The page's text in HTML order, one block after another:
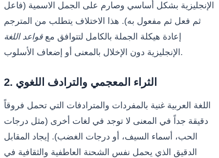
الإنجليزية بشكل أساسي وصارم على الجمل الاسمية (فاعل
ثم فعل ثم مفعول به). هذا الاختلاف يتطلب من المترجم
إعادة هيكلة الجملة بالكامل لتتوافق معقواعد اللغة
الإنجليزية دون الإخلال بالمعنى أو إضعاف الأسلوب.
2. الثراء المعجمي والترادف اللغوي
اللغة العربية غنية بالمفردات والمترادفات التي تحمل فروقاً
دقيقة جداً في المعنى لا توجد في لغات أخرى (مثل درجات
الحب، أسماء السيف، أو درجات الغضب). إيجاد المقابل
الدقيق الذي يحمل نفس الشحنة العاطفية والثقافية في